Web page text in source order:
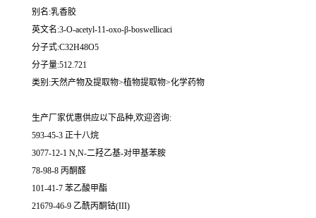
别名:乳香胶
英文名:3-O-acetyl-11-oxo-β-boswellicaci
分子式:C32H48O5
分子量:512.721
类别:天然产物及提取物>植物提取物>化学药物
生产厂家优惠供应以下品种,欢迎咨询:
593-45-3 正十八烷
3077-12-1 N,N-二羟乙基-对甲基苯胺
78-98-8 丙酮醛
101-41-7 苯乙酸甲酯
21679-46-9 乙酰丙酮钴(III)